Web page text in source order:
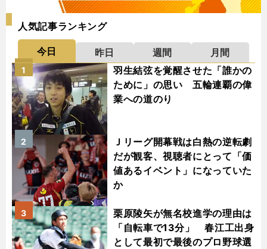
人気記事ランキング
今日 昨日 週間
月間
羽生結弦を覚醒させた「誰かの
ために」の思い 五輪連覇の偉
業への道のり
1
Ｊリーグ開幕戦は白熱の逆転劇
だが観客、視聴者にとって「価
値あるイベント」になっていた
か
2
栗原陵矢が無名校進学の理由は
「自転車で13分」 春江工出身
として最初で最後のプロ野球選
3